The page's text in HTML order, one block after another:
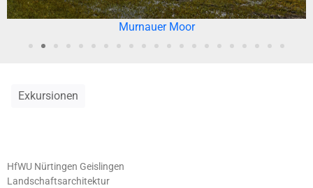
Murnauer Moor
Exkursionen
HfWU Nürtingen Geislingen
Landschaftsarchitektur